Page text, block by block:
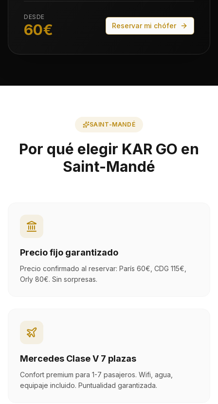
DESDE
60€ Reservar mi chófer
SAINT-MANDÉ
Por qué elegir KAR GO en
Saint-Mandé
Precio fijo garantizado
Precio confirmado al reservar: París 60€, CDG 115€,
Orly 80€. Sin sorpresas.
Mercedes Clase V 7 plazas
Confort premium para 1-7 pasajeros. Wifi, agua,
equipaje incluido. Puntualidad garantizada.